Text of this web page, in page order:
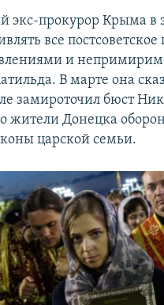
экс-прокурор Крыма в
все постсоветское
и
В марте она
замироточил бюст
жители Донецка
царской семьи.